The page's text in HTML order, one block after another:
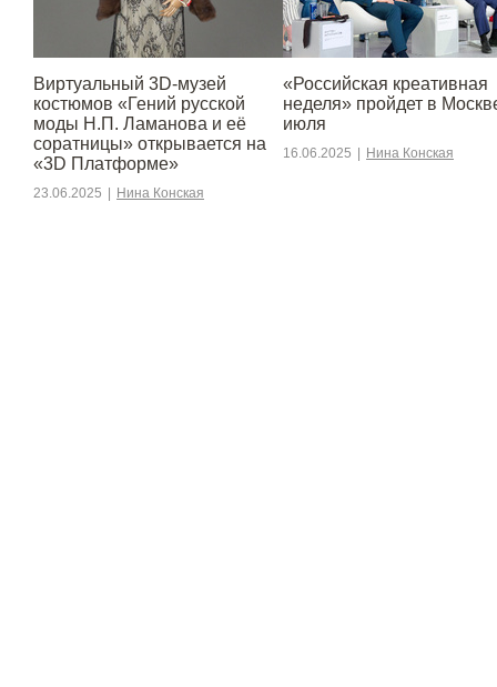
Виртуальный 3D-музей
костюмов «Гений русской
моды Н.П. Ламанова и её
соратницы» открывается на
«3D Платформе»
23.06.2025 | Нина Конская
«Российская креативная
неделя» пройдет в
июля
16.06.2025 | Нина Конская